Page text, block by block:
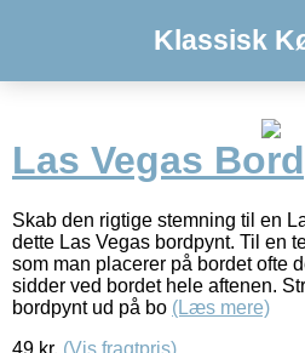
Klassisk
Las Vegas
Skab den rigtige stemning til en
dette Las Vegas bordpynt. Til en
som man placerer på bordet ofte
sidder ved bordet hele aftenen.
bordpynt ud på bo (Læs mere)
49 kr. (Vis fragtpris)